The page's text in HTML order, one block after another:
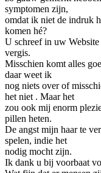
symptomen zijn,
omdat ik niet de indruk
komen hé?
U schreef in uw Website
vergis.
Misschien komt alles
daar weet ik
nog niets over of
het niet . Maar het
zou ook mij enorm
pillen heten.
De angst mijn haar te
spelen, indie het
nodig mocht zijn.
Ik dank u bij voorbaat